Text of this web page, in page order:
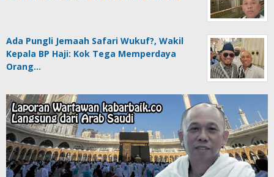
Ada Pungli Jemaah Safari Wukuf?, Wakil
Kepala BP Haji: Kok Tega Memperdaya
Orang…